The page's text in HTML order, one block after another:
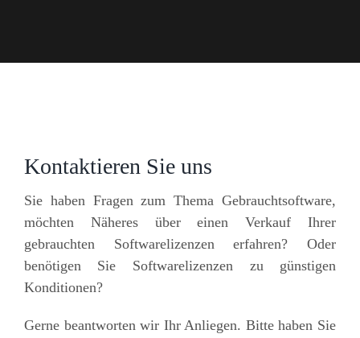
Kontaktieren Sie uns
Sie haben Fragen zum Thema Gebrauchtsoftware,
möchten Näheres über einen Verkauf Ihrer
gebrauchten Softwarelizenzen erfahren? Oder
benötigen Sie Softwarelizenzen zu günstigen
Konditionen?
Gerne beantworten wir Ihr Anliegen. Bitte haben Sie